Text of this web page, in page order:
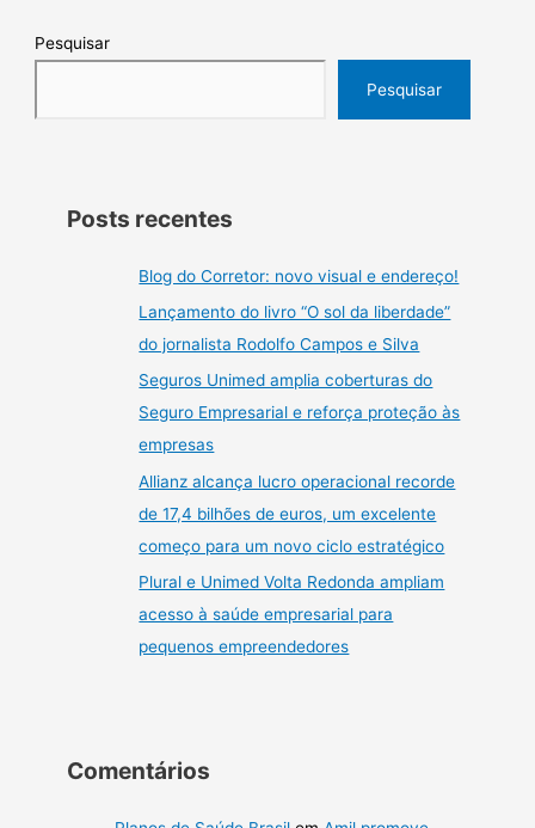
Pesquisar
Pesquisar
Posts recentes
Blog do Corretor: novo visual e endereço!
Lançamento do livro “O sol da liberdade”
do jornalista Rodolfo Campos e Silva
Seguros Unimed amplia coberturas do
Seguro Empresarial e reforça proteção às
empresas
Allianz alcança lucro operacional recorde
de 17,4 bilhões de euros, um excelente
começo para um novo ciclo estratégico
Plural e Unimed Volta Redonda ampliam
acesso à saúde empresarial para
pequenos empreendedores
Comentários